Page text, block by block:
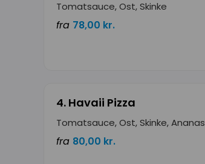
Tomatsauce, Ost, Skinke
fra 78,00 kr.
4. Havaii Pizza
Tomatsauce, Ost, Skinke, Ananas
fra 80,00 kr.